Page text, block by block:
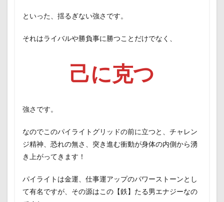
といった、揺るぎない強さです。
それはライバルや勝負事に勝つことだけでなく、
己に克つ
強さです。
なのでこのパイライトグリッドの前に立つと、チャレン
ジ精神、恐れの無さ、突き進む衝動が身体の内側から湧
き上がってきます！
パイライトは金運、仕事運アップのパワーストーンとし
て有名ですが、その源はこの【鉄】たる男エナジーなの